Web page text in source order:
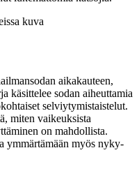
aikakauteen,
käsittelee sodan aiheuttamia
selviytymistaistelut.
miten vaikeuksista
on mahdollista.
ymmärtämään myös nyky-